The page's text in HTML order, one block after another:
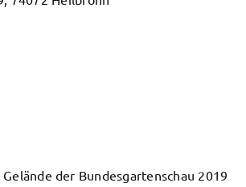
Gelände der Bundesgartenschau 2019